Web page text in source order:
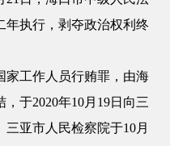
年执行，剥夺政治权利终
家工作人员行贿罪，由海
于2020年10月19日向三
亚市人民检察院于10月